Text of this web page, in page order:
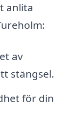
anlita
av
stängsel.
för din